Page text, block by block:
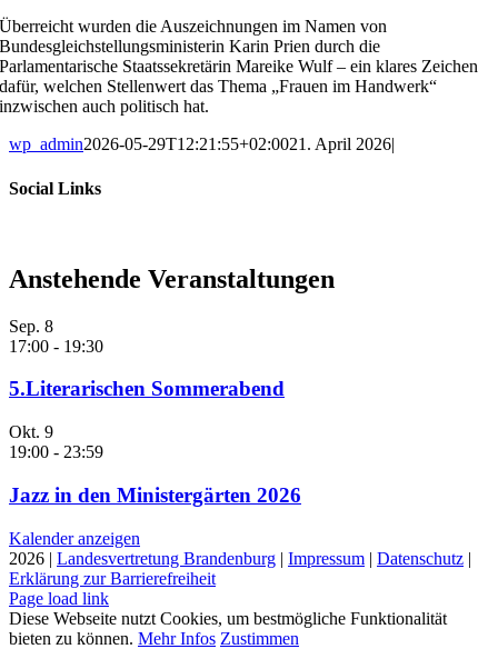
Überreicht wurden die Auszeichnungen im Namen von
Bundesgleichstellungsministerin Karin Prien durch die
Parlamentarische Staatssekretärin Mareike Wulf – ein klares Zeichen
dafür, welchen Stellenwert das Thema „Frauen im Handwerk“
inzwischen auch politisch hat.
wp_admin2026-05-29T12:21:55+02:0021. April 2026|
Social Links
Anstehende Veranstaltungen
Sep. 8
17:00 - 19:30
5.Literarischen Sommerabend
Okt. 9
19:00 - 23:59
Jazz in den Ministergärten 2026
Kalender anzeigen
2026 | Landesvertretung Brandenburg | Impressum | Datenschutz |
Erklärung zur Barrierefreiheit
Page load link
Diese Webseite nutzt Cookies, um bestmögliche Funktionalität
bieten zu können. Mehr Infos Zustimmen